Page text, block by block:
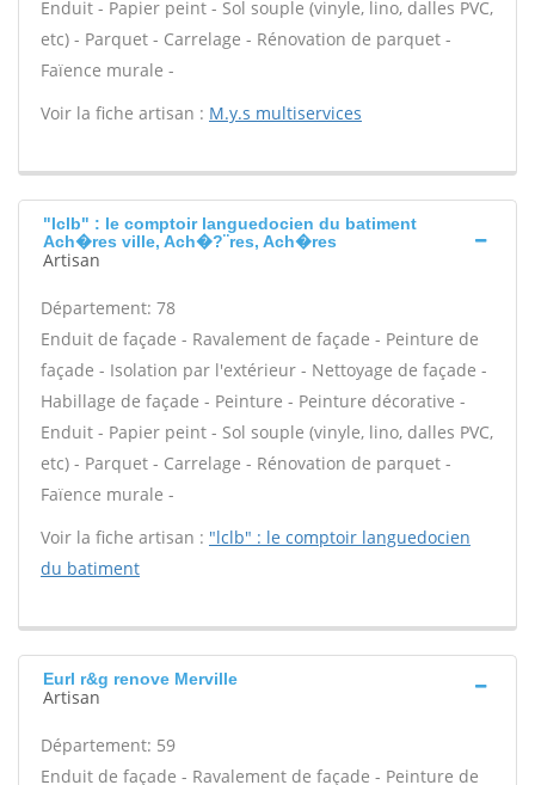
Enduit - Papier peint - Sol souple (vinyle, lino, dalles PVC,
etc) - Parquet - Carrelage - Rénovation de parquet -
Faïence murale -
Voir la fiche artisan : M.y.s multiservices
"lclb" : le comptoir languedocien du batiment
Ach�res ville, Ach�?¨res, Ach�res
Artisan
Département: 78
Enduit de façade - Ravalement de façade - Peinture de
façade - Isolation par l'extérieur - Nettoyage de façade -
Habillage de façade - Peinture - Peinture décorative -
Enduit - Papier peint - Sol souple (vinyle, lino, dalles PVC,
etc) - Parquet - Carrelage - Rénovation de parquet -
Faïence murale -
Voir la fiche artisan : "lclb" : le comptoir languedocien
du batiment
Eurl r&g renove Merville
Artisan
Département: 59
Enduit de façade - Ravalement de façade - Peinture de